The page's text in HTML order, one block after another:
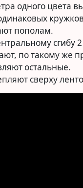
одного цвета
пополам.
сгибу
по такому же
остальные.
сверху